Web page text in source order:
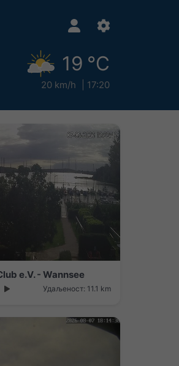
19 °C
20 km/h 17:20
e.V. - Wannsee
Удаљеност: 11.1 km